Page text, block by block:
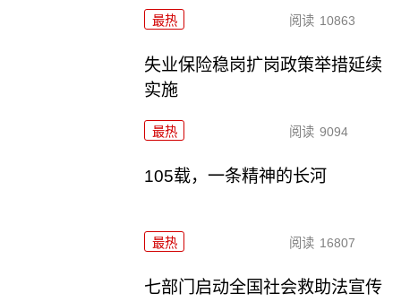
最热 阅读 10863
失业保险稳岗扩岗政策举措延续
实施
最热 阅读 9094
105载，一条精神的长河
最热 阅读 16807
七部门启动全国社会救助法宣传